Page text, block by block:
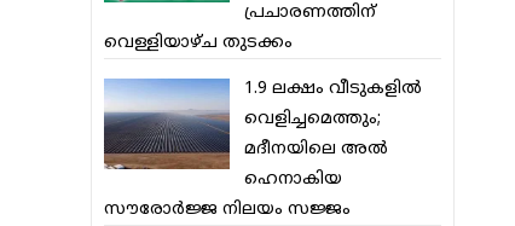
പ്രചാരണത്തിന്
വെള്ളിയാഴ്ച തുടക്കം
1.9 ലക്ഷം വീടുകളില്‍
വെളിച്ചമെത്തും;
മദീനയിലെ അല്‍
ഹെനാകിയ
സൗരോര്‍ജ്ജ നിലയം സജ്ജം